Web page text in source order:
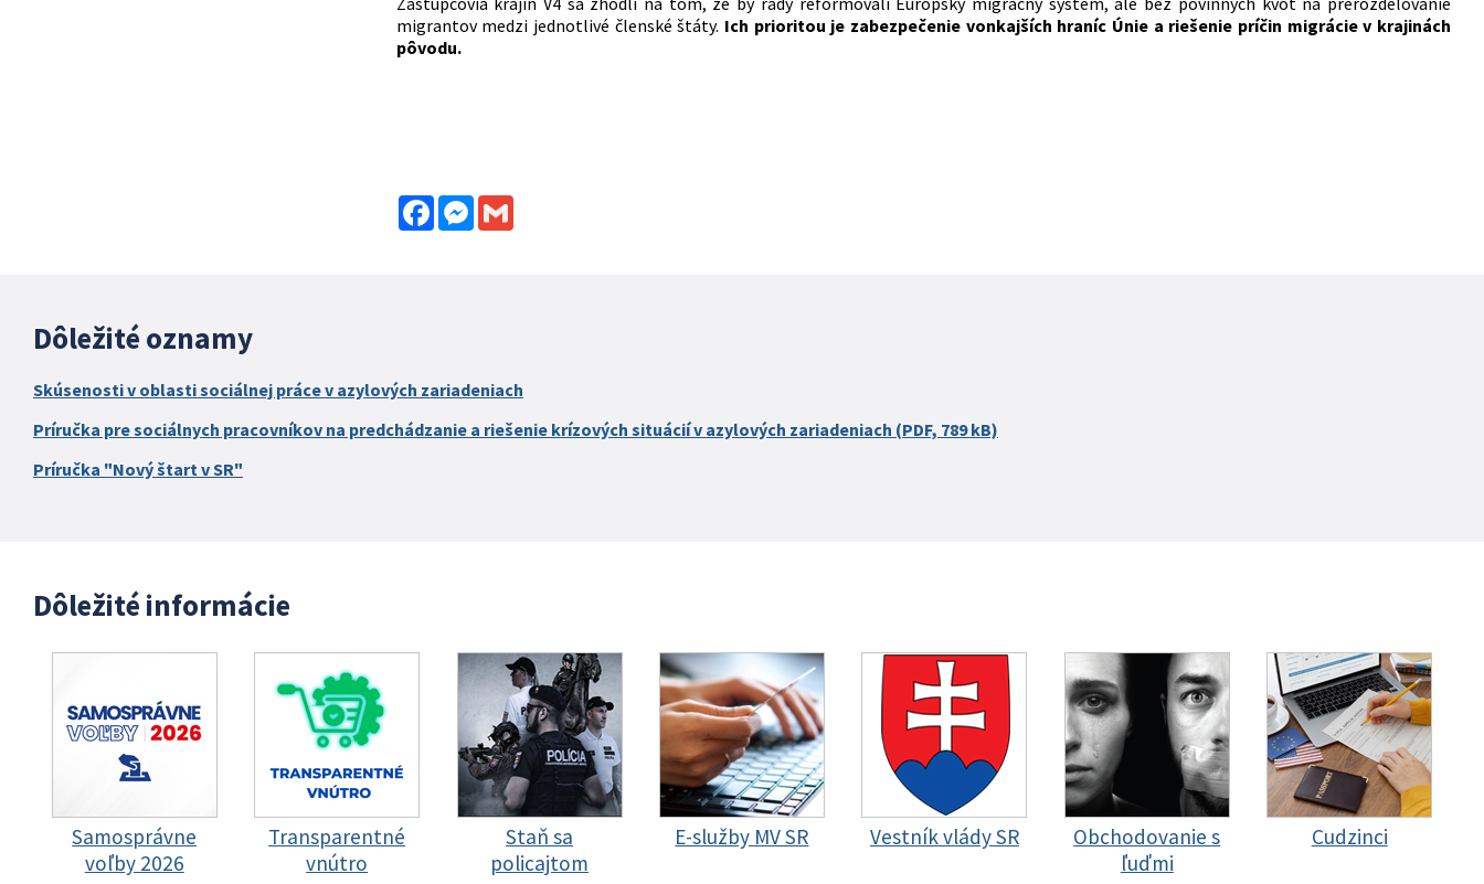
migrantov medzi jednotlivé členské štáty. Ich prioritou je zabezpečenie vonkajších hraníc Únie a riešenie príčin migrácie v krajinách
pôvodu.
FacebookMessenger
Gmail
Dôležité oznamy
Skúsenosti v oblasti sociálnej práce v azylových zariadeniach
Príručka pre sociálnych pracovníkov na predchádzanie a riešenie krízových situácií v azylových zariadeniach (PDF, 789 kB)
Príručka "Nový štart v SR"
Dôležité informácie
Samosprávne
voľby 2026
Transparentné
vnútro
Staň sa
policajtom
E-služby MV SR Vestník vlády SR
Obchodovanie s
ľuďmi
Cudzinci